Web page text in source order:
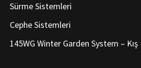
Sürme Sistemleri
Cephe Sistemleri
145WG Winter Garden System –